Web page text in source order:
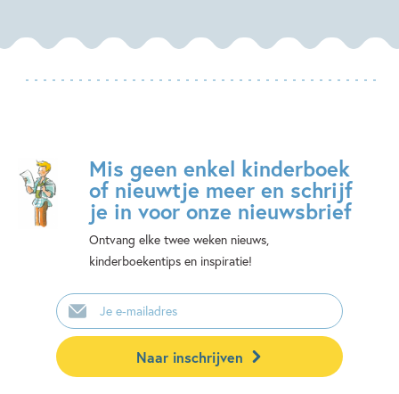
Mis geen enkel kinderboek
of nieuwtje meer en schrijf
je in voor onze nieuwsbrief
Ontvang elke twee weken nieuws,
kinderboekentips en inspiratie!
E-
mailadres
Naar inschrijven